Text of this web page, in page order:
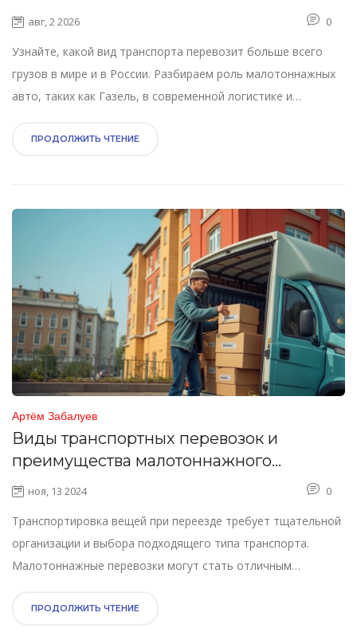
статистика и роль малотоннажных авто
авг, 2 2026 0
Узнайте, какой вид транспорта перевозит больше всего
грузов в мире и в России. Разбираем роль малотоннажных
авто, таких как Газель, в современной логистике и
ПРОДОЛЖИТЬ ЧТЕНИЕ
Артём Забалуев
Виды транспортных перевозок и
преимущества малотоннажного
транспорта
ноя, 13 2024 0
Транспортировка вещей при переезде требует тщательной
организации и выбора подходящего типа транспорта.
Малотоннажные перевозки могут стать отличным
В статье рассматриваются основные виды транспортных
ПРОДОЛЖИТЬ ЧТЕНИЕ